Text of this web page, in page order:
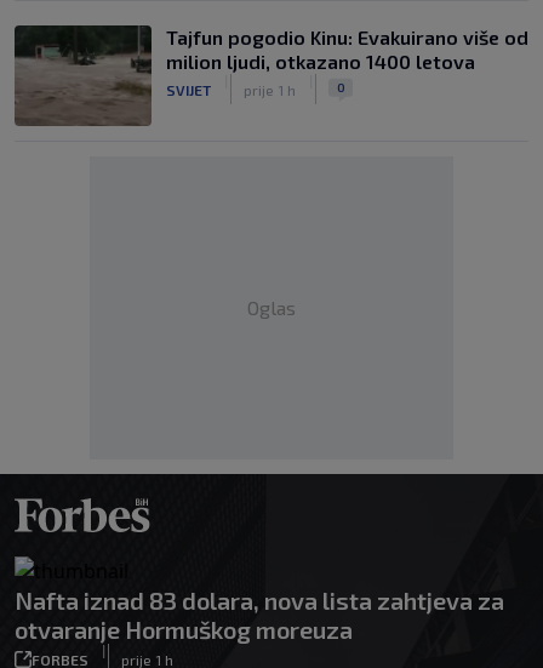
Tajfun pogodio Kinu: Evakuirano više od
milion ljudi, otkazano 1400 letova
SVIJET prije 1 h 0
Oglas
Nafta iznad 83 dolara, nova lista zahtjeva za
otvaranje Hormuškog moreuza
FORBES
|
prije 1 h